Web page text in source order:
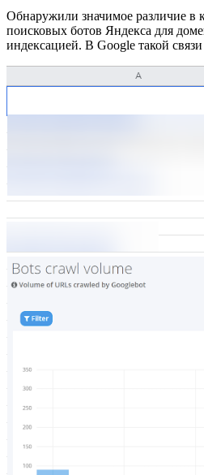
Обнаружили значимое различие в
поисковых ботов Яндекса для
индексацией. В Google такой